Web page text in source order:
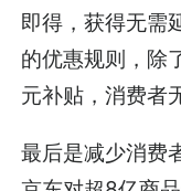
即得，获得无需
的优惠规则，除
元补贴，消费者
最后是减少消费